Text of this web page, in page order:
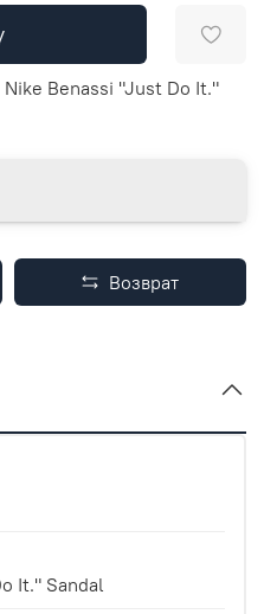
Benassi "Just Do It."
Возврат
It." Sandal